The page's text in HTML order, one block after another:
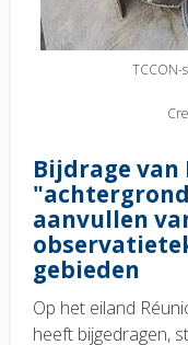
TCCON-
Bijdrage van
aanvullen
gebieden
Op het eiland
heeft bijgedragen,